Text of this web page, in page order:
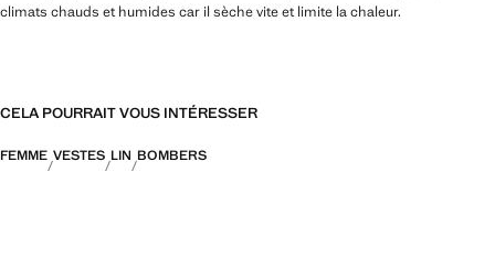
climats chauds et humides car il sèche vite et limite la chaleur.
CELA POURRAIT VOUS INTÉRESSER
FEMME VESTES LIN BOMBERS